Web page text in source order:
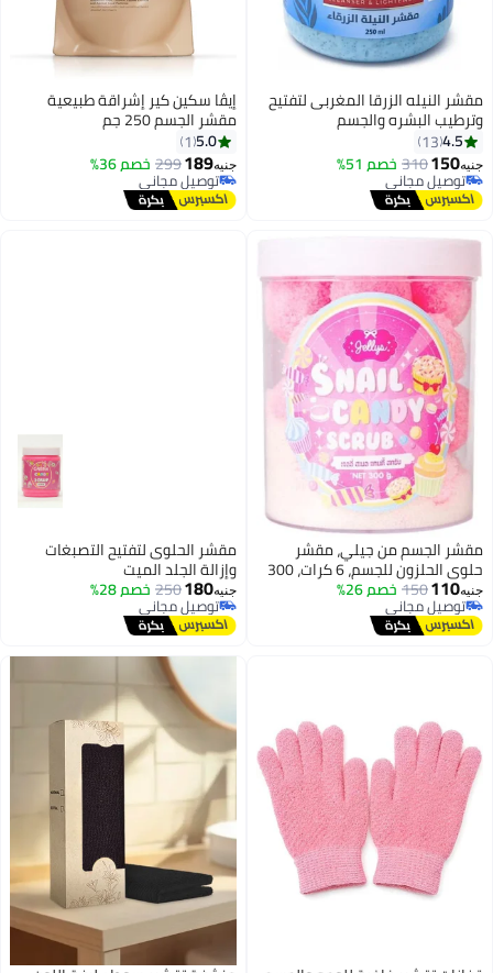
مقشر النيله الزرقا المغربى لتفتيح
وترطيب البشره والجسم
4.5
13
جنيه150
310 خصم 51%
توصيل مجاني
توصيل مجاني
إيڤا سكين كير إشراقة طبيعية
مقشر الجسم 250 جم
5.0
1
جنيه189
299 خصم 36%
توصيل مجاني
توصيل مجاني
مقشر الجسم من جيلي، مقشر
حلوى الحلزون للجسم، 6 كرات، 300
جرام
جنيه110
150 خصم 26%
توصيل مجاني
توصيل مجاني
مقشر الحلوى لتفتيح التصبغات
وإزالة الجلد الميت
جنيه180
250 خصم 28%
توصيل مجاني
توصيل مجاني